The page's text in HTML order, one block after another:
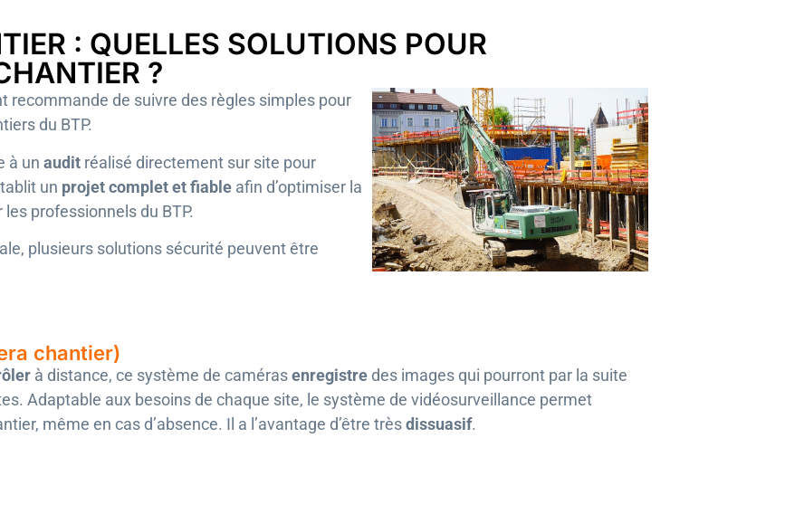
: QUELLES SOLUTIONS POUR
?
recommande de suivre des règles simples pour
du BTP.
à un audit réalisé directement sur site pour
un projet complet et fiable afin d’optimiser la
professionnels du BTP.
plusieurs solutions sécurité peuvent être
chantier)
à distance, ce système de camérasenregistre des images qui pourront par la suite
Adaptable aux besoins de chaque site, le système de vidéosurveillance permet
même en cas d’absence. Il a l’avantage d’être trèsdissuasif.